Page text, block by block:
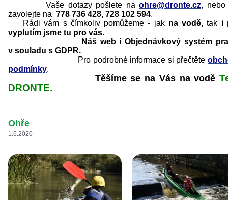
Vaše dotazy pošlete na ohre@dronte.cz, nebo
zavolejte na 778 736 428, 728 102 594.
Rádi vám s čímkoliv pomůžeme - jak na vodě, tak i
vyplutím jsme tu pro vás.
Náš web i Objednávkový systém
v souladu s GDPR.
Pro podrobné informace si přečtěte
podmínky.
Těšíme se na Vás na vodě
DRONTE.
Ohře
1.6.2020